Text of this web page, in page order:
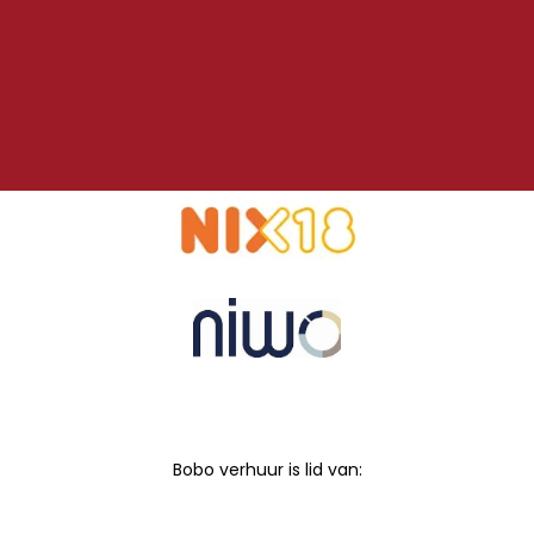
Bobo verhuur is lid van: